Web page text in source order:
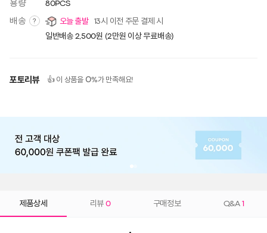
80PCS
배송 ? 오늘 출발 13시 이전 주문 결제 시
일반배송 2,500원 (2만원 이상 무료배송)
포토리뷰 👍 이 상품을 0%가 만족해요!
제품상세 리뷰 0 구매정보 Q&A 1